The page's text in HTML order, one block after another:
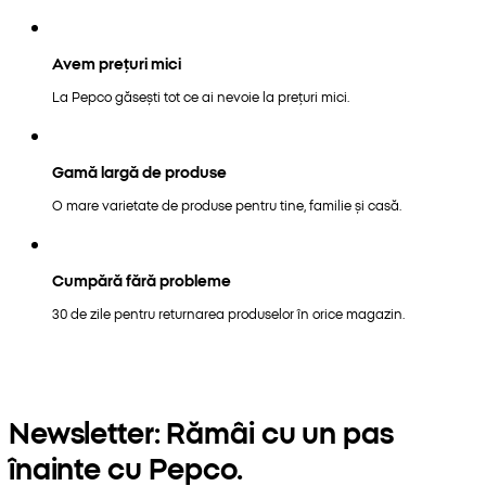
Avem prețuri mici
La Pepco găsești tot ce ai nevoie la prețuri mici.
Gamă largă de produse
O mare varietate de produse pentru tine, familie și casă.
Cumpără fără probleme
30 de zile pentru returnarea produselor în orice magazin.
Newsletter: Rămâi cu un pas
înainte cu Pepco.